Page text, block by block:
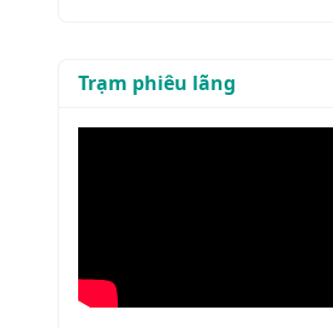
Trạm phiêu lãng